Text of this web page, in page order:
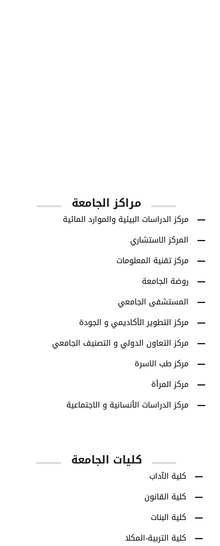
مراكز الجامعة
مركز الدراسات البيئية والموارد المائية
المركز الاستشاري
مركز تقنية المعلومات
روضة الجامعة
المستشفى الجامعي
مركز التطوير الأكاديمي و الجودة
مركز التعاون الدولي و التصنيف الجامعي
مركز طب الاسرة
مركز المرأة
مركز الدراسات الأنسانية و الاجتماعية
كليات الجامعة
كلية الآداب
كلية القانون
كلية البنات
كلية التربية-المكلا